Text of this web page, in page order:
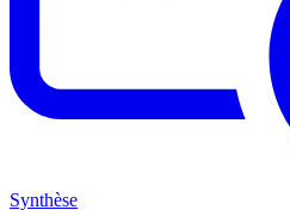
Synthèse